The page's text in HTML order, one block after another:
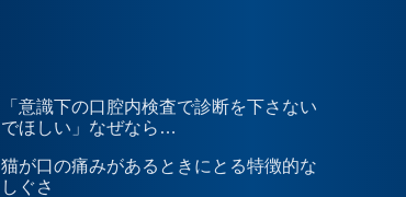
「意識下の口腔内検査で診断を下さない
でほしい」なぜなら…
猫が口の痛みがあるときにとる特徴的な
しぐさ